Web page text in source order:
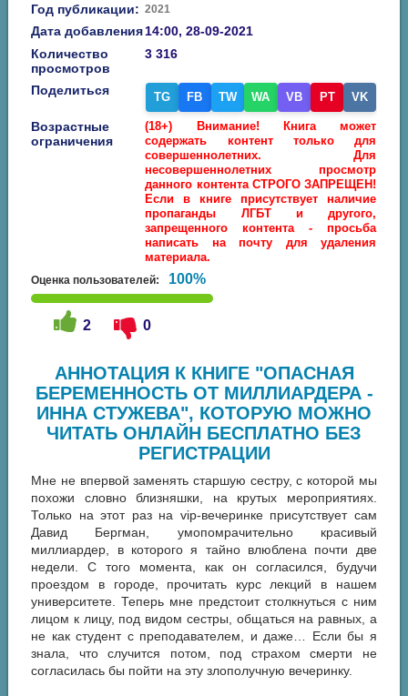
Год публикации: 2021
Дата добавления14:00, 28-09-2021
Количество
просмотров
3 316
Поделиться TG FB TW WA VB PT VK
Возрастные
ограничения
(18+) Внимание! Книга может
содержать контент только для
совершеннолетних. Для
несовершеннолетних просмотр
данного контента СТРОГО ЗАПРЕЩЕН!
Если в книге присутствует наличие
пропаганды ЛГБТ и другого,
запрещенного контента - просьба
написать на почту для удаления
материала.
Оценка пользователей: 100%
2 0
АННОТАЦИЯ К КНИГЕ "ОПАСНАЯ
БЕРЕМЕННОСТЬ ОТ МИЛЛИАРДЕРА -
ИННА СТУЖЕВА", КОТОРУЮ МОЖНО
ЧИТАТЬ ОНЛАЙН БЕСПЛАТНО БЕЗ
РЕГИСТРАЦИИ
Мне не впервой заменять старшую сестру, с которой мы
похожи словно близняшки, на крутых мероприятиях.
Только на этот раз на vip-вечеринке присутствует сам
Давид Бергман, умопомрачительно красивый
миллиардер, в которого я тайно влюблена почти две
недели. С того момента, как он согласился, будучи
проездом в городе, прочитать курс лекций в нашем
университете. Теперь мне предстоит столкнуться с ним
лицом к лицу, под видом сестры, общаться на равных, а
не как студент с преподавателем, и даже… Если бы я
знала, что случится потом, под страхом смерти не
согласилась бы пойти на эту злополучную вечеринку.